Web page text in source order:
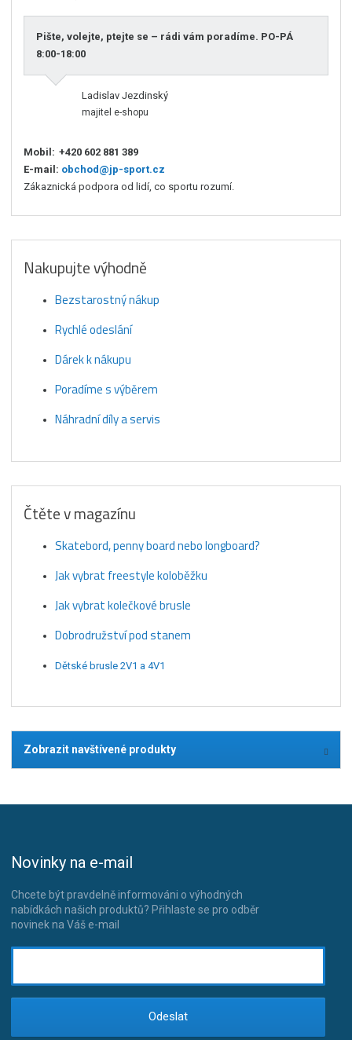
Pište, volejte, ptejte se – rádi vám poradíme. PO-PÁ
8:00-18:00
Ladislav Jezdinský
majitel e-shopu
Mobil: +420 602 881 389
E-mail: obchod@jp-sport.cz
Zákaznická podpora od lidí, co sportu rozumí.
Nakupujte výhodně
Bezstarostný nákup
Rychlé odeslání
Dárek k nákupu
Poradíme s výběrem
Náhradní díly a servis
Čtěte v magazínu
Skatebord, penny board nebo longboard?
Jak vybrat freestyle koloběžku
Jak vybrat kolečkové brusle
Dobrodružství pod stanem
Dětské brusle 2V1 a 4V1
Zobrazit navštívené produkty
Novinky na e-mail
Chcete být pravdelně informováni o výhodných
nabídkách našich produktů? Přihlaste se pro odběr
novinek na Váš e-mail
Odeslat